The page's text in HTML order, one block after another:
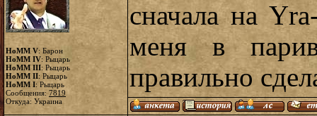
HoMM V: Барон
HoMM IV: Рыцарь
HoMM III: Рыцарь
HoMM II: Рыцарь
HoMM I: Рыцарь
Сообщения: 7819
Откуда: Украина
сначала на
меня в
правильно